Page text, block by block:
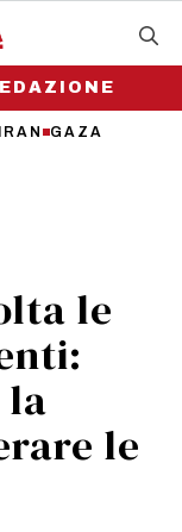
GAZA
le
le